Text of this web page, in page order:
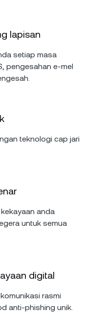
lapisan
setiap masa
pengesahan e-mel
teknologi cap jari
anda
untuk semua
digital
rasmi
anti-phishing unik.